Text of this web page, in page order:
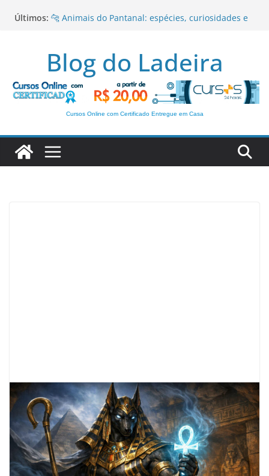
para
Últimos: 🐆 Animais do Pantanal: espécies, curiosidades e
da Vida Após a Morte
Paralelepípedo
Romance Urbano: características, autores e
importância literária
Gênero Dramático
Blog do Ladeira
Cursos Online com Certificado Entregue em Casa